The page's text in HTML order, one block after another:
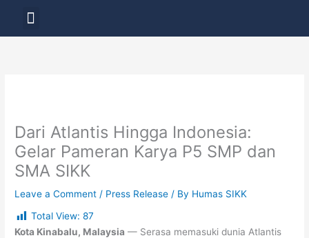
content
Menu
Dari Atlantis Hingga Indonesia:
Gelar Pameran Karya P5 SMP dan
SMA SIKK
Leave a Comment / Press Release / By Humas SIKK
Total View: 87
Kota Kinabalu, Malaysia — Serasa memasuki dunia Atlantis